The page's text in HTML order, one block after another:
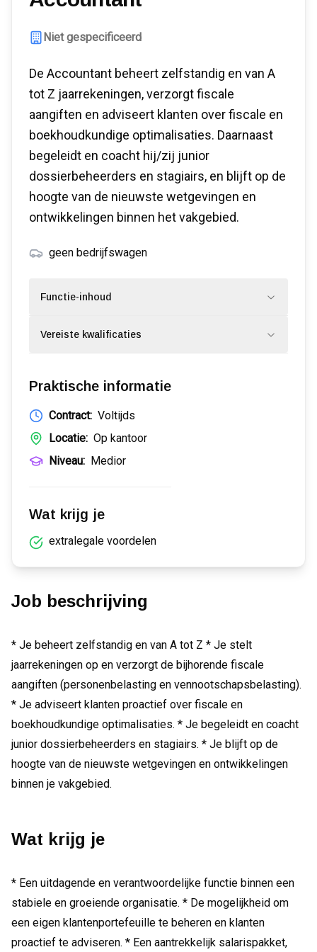
Niet gespecificeerd
De Accountant beheert zelfstandig en van A
tot Z jaarrekeningen, verzorgt fiscale
aangiften en adviseert klanten over fiscale en
boekhoudkundige optimalisaties. Daarnaast
begeleidt en coacht hij/zij junior
dossierbeheerders en stagiairs, en blijft op de
hoogte van de nieuwste wetgevingen en
ontwikkelingen binnen het vakgebied.
geen bedrijfswagen
Functie-inhoud
Vereiste kwalificaties
Praktische informatie
Contract: Voltijds
Locatie: Op kantoor
Niveau: Medior
Wat krijg je
extralegale voordelen
Job beschrijving
* Je beheert zelfstandig en van A tot Z * Je stelt
jaarrekeningen op en verzorgt de bijhorende fiscale
aangiften (personenbelasting en vennootschapsbelasting).
* Je adviseert klanten proactief over fiscale en
boekhoudkundige optimalisaties. * Je begeleidt en coacht
junior dossierbeheerders en stagiairs. * Je blijft op de
hoogte van de nieuwste wetgevingen en ontwikkelingen
binnen je vakgebied.
Wat krijg je
* Een uitdagende en verantwoordelijke functie binnen een
stabiele en groeiende organisatie. * De mogelijkheid om
een eigen klantenportefeuille te beheren en klanten
proactief te adviseren. * Een aantrekkelijk salarispakket,